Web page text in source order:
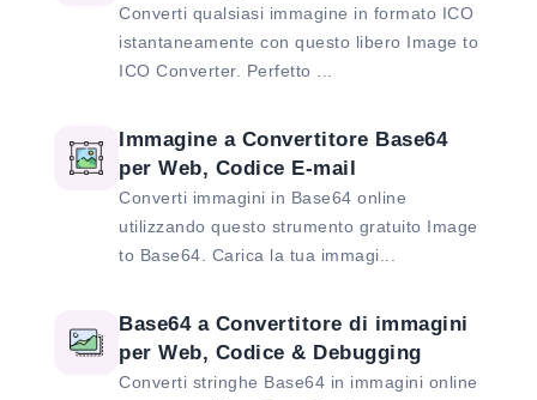
Converti qualsiasi immagine in formato ICO
istantaneamente con questo libero Image to
ICO Converter. Perfetto ...
Immagine a Convertitore Base64
per Web, Codice E-mail
Converti immagini in Base64 online
utilizzando questo strumento gratuito Image
to Base64. Carica la tua immagi...
Base64 a Convertitore di immagini
per Web, Codice & Debugging
Converti stringhe Base64 in immagini online